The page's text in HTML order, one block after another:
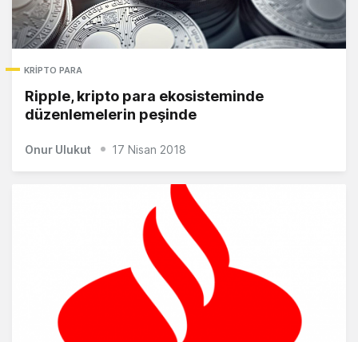
KRIPTO PARA
Ripple, kripto para ekosisteminde
düzenlemelerin peşinde
Onur Ulukut 17 Nisan 2018